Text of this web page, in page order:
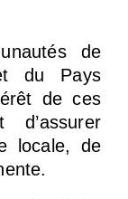
de
du Pays
de ces
d’assurer
locale, de